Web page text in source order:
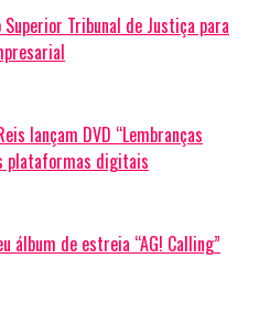
Tribunal de Justiça para
lançam DVD “Lembranças
plataformas digitais
álbum de estreia “AG! Calling”